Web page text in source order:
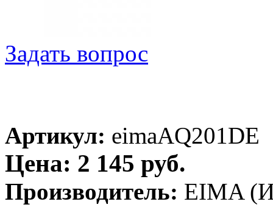
Задать вопрос
Артикул: eimaAQ201DE
Цена: 2 145 руб.
Производитель: EIMA